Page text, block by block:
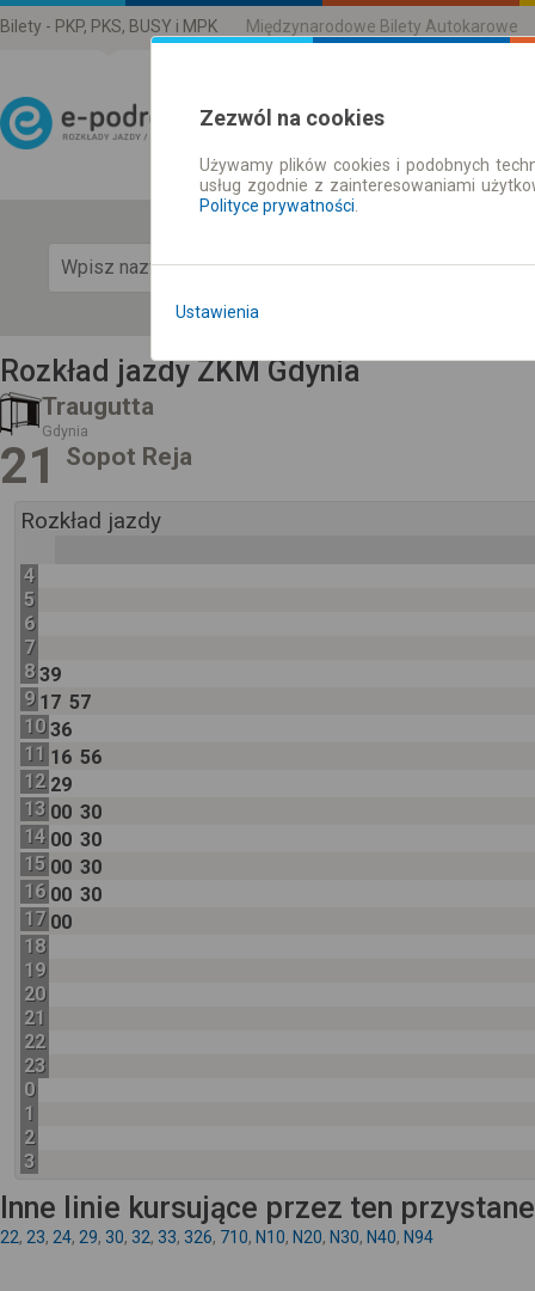
Bilety - PKP, PKS, BUSY i MPK Międzynarodowe Bilety Autokarowe
Rozkład Jazdy | Bilety
Rozkład jazdy ZKM Gdynia
Traugutta
Gdynia
21 Sopot Reja
Rozkład jazdy
4
5
6
7
8 39
9 17 57
10 36
11 16 56
12 29
13 00 30
14 00 30
15 00 30
16 00 30
17 00
18
19
20
21
22
23
0
1
2
3
Inne linie kursujące przez ten
22, 23, 24, 29, 30, 32, 33, 326, 710, N10, N20, N30, N40, N94
Zezwól na cookies
Używamy plików cookies i podobnych
usług zgodnie z zainteresowaniami
Polityce prywatności
Ustawienia